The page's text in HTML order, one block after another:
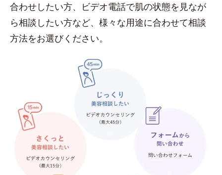
合わせしたい方、ビデオ電話で肌の状態を見なが
ら相談したい方など、様々な用途に合わせて相談
方法をお選びください。